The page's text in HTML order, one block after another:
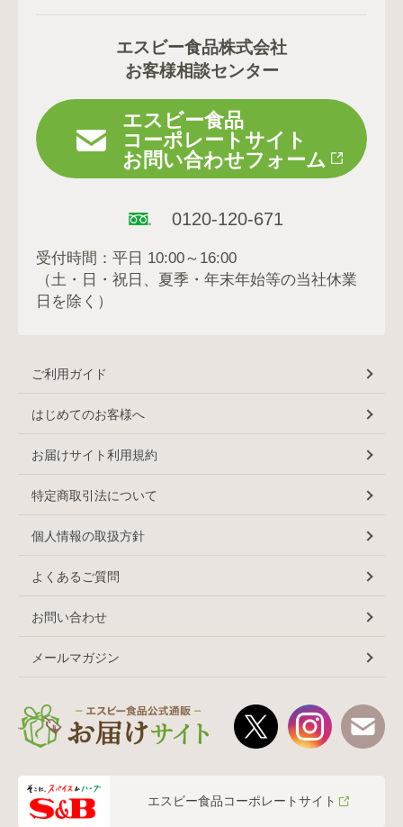
エスビー食品株式会社
お客様相談センター
エスビー食品
コーポレートサイト
お問い合わせフォーム
0120-120-671
受付時間：平日 10:00～16:00
（土・日・祝日、夏季・年末年始等の当社休業
日を除く）
ご利用ガイド
はじめてのお客様へ
お届けサイト利用規約
特定商取引法について
個人情報の取扱方針
よくあるご質問
お問い合わせ
メールマガジン
エスビー食品コーポレートサイト